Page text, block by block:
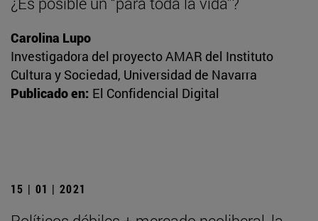
Carolina Lupo
Investigadora del proyecto AMAR del Instituto
Cultura y Sociedad, Universidad de Navarra
Publicado en: El Confidencial Digital
15 | 01 | 2021